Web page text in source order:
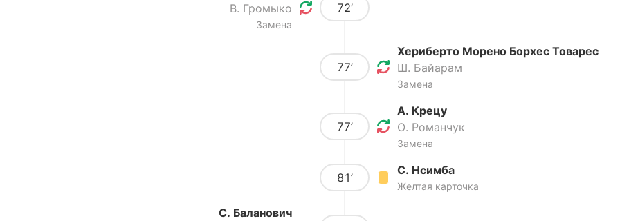
В. Громыко
Замена
72’
77’
Хериберто Морено Борхес Товарес
Ш. Байарам
Замена
77’
А. Крецу
О. Романчук
Замена
81’
С. Нсимба
Желтая карточка
С. Баланович